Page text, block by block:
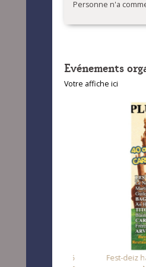
Personne n'a
Evénements
Votre affiche ici
Fest-deiz ha